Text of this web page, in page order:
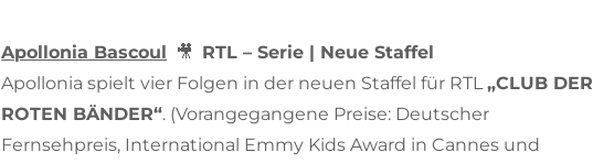
Apollonia Bascoul 🎥 RTL – Serie | Neue Staffel
Apollonia spielt vier Folgen in der neuen Staffel für RTL„CLUB DER
ROTEN BÄNDER“. (Vorangegangene Preise: Deutscher
Fernsehpreis, International Emmy Kids Award in Cannes und